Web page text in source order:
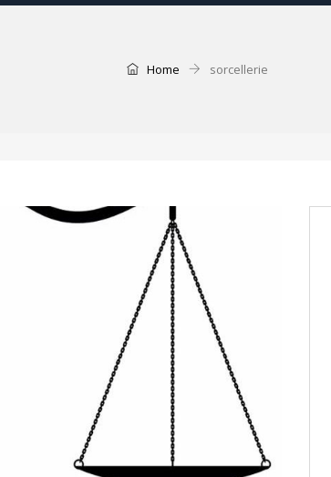
possible
à transmettre
des
élections de mai
Home sorcellerie